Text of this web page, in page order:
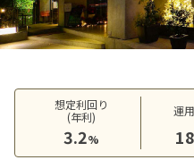
想定利回り
(年利)
3.2%
運